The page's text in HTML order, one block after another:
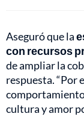
Aseguró que la
con recursos
de ampliar la
respuesta. “Por
cultura y amor